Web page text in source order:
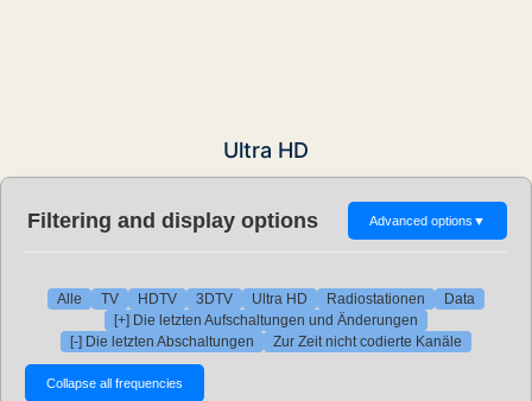
Ultra HD
Filtering and display options Advanced options ▼
Alle TV HDTV 3DTV Ultra HD Radiostationen
Data
[+] Die letzten Aufschaltungen und Änderungen
[-] Die letzten Abschaltungen
Zur Zeit nicht codierte Kanäle